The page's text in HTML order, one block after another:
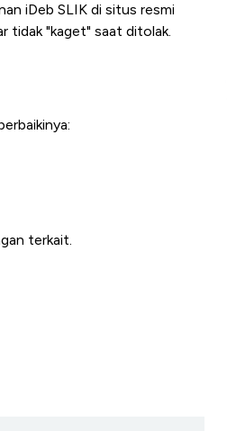
iDeb SLIK di situs resmi
tidak "kaget" saat ditolak.
terkait.
Keran Ekspor, Harga
ke Zona Berbahaya